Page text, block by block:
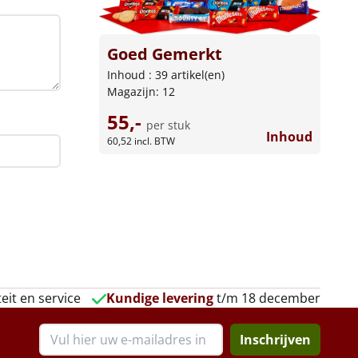
Goed Gemerkt
Inhoud : 39 artikel(en)
Magazijn: 12
55,- per stuk
60,52 incl. BTW Inhoud
en service Kundige leveringt/m 18 december
Inschrijven